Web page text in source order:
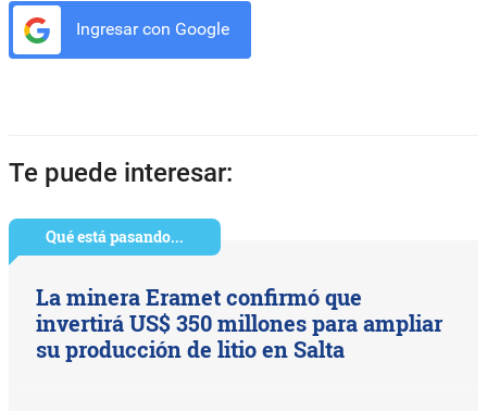
Ingresar con Google
Te puede interesar:
Qué está pasando...
La minera Eramet confirmó que
invertirá US$ 350 millones para ampliar
su producción de litio en Salta